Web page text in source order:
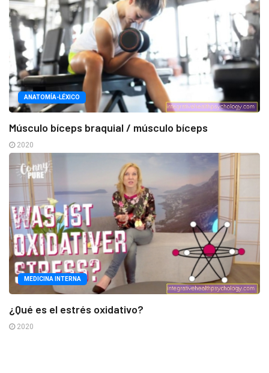
ANATOMÍA-LÉXICO
Músculo bíceps braquial / músculo bíceps
2020
MEDICINA INTERNA
¿Qué es el estrés oxidativo?
2020